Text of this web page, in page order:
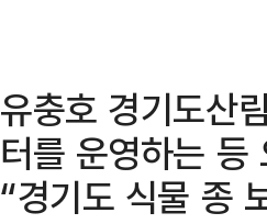
유충호 경기도산
터를 운영하는 등
“경기도 식물 종